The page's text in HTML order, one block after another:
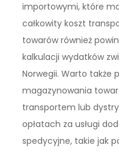
importowymi, które
całkowity koszt
towarów również
kalkulacji wydatków
Norwegii. Warto także
magazynowania
transportem lub
opłatach za usługi
spedycyjne, takie jak